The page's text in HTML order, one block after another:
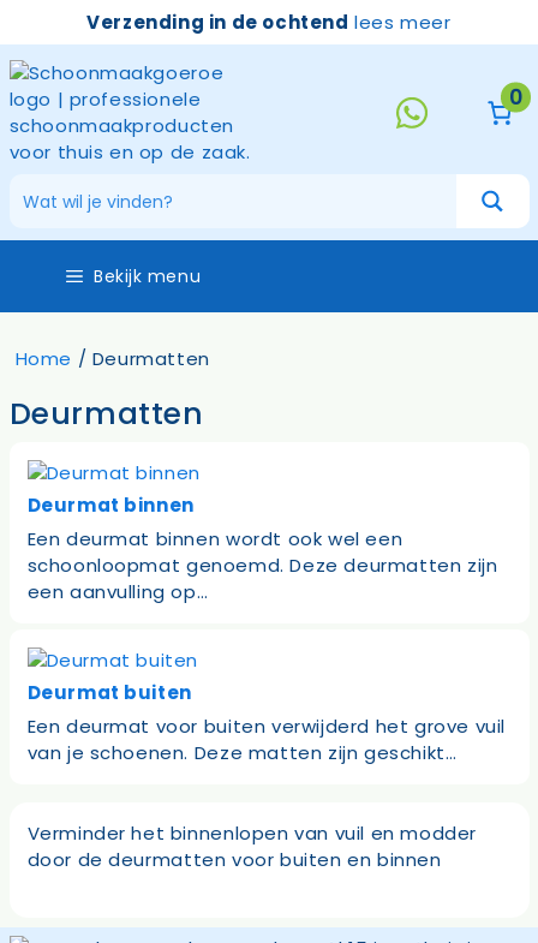
de
inhoud
Verzending in de ochtend lees meer
0
Bekijk menu
Home / Deurmatten
Deurmatten
Deurmat binnen
Een deurmat binnen wordt ook wel een
schoonloopmat genoemd. Deze deurmatten zijn
een aanvulling op…
Deurmat buiten
Een deurmat voor buiten verwijderd het grove vuil
van je schoenen. Deze matten zijn geschikt…
Verminder het binnenlopen van vuil en modder
door de deurmatten voor buiten en binnen